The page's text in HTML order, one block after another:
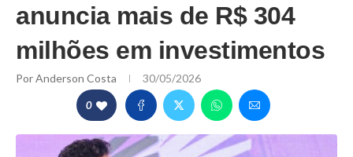
anuncia mais de R$ 304
milhões em investimentos
PorAnderson Costa 30/05/2026
0